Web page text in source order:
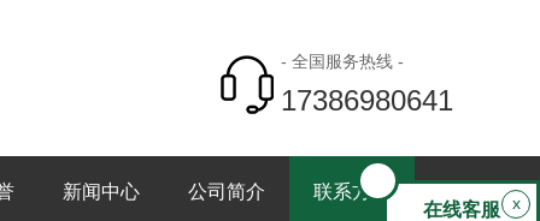
- 全国服务热线 -
17386980641
新闻中心 公司简介 联系方式
x
在线客服